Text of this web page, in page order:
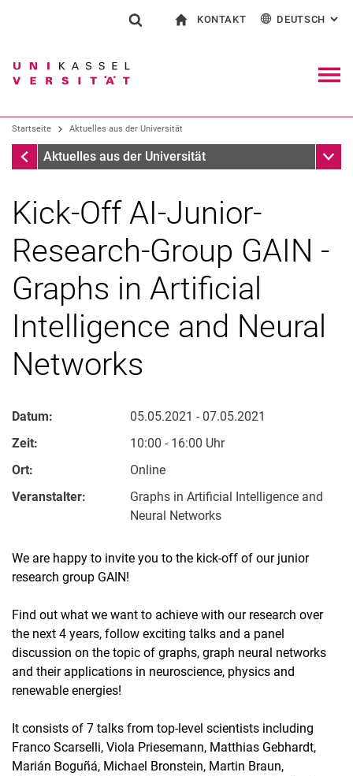
Springe direkt zu: Inhalt
Springe direkt zu: Suche
Springe direkt zu:
Suchen (öffnet externen Link in einem
KONTAKT
Kontakt für Presse und Öffentlichkeit
Einrichtungen suchen
DEUTSCH :
Startseite Aktuelles aus der Universität
Startseite
Aktuelles aus der Universität
Kick-Off AI-Junior-
Research-Group GAIN -
Graphs in Artificial
Intelligence and Neural
Networks
Datum:
05.05.2021 - 07.05.2021
Zeit:
10:00 - 16:00 Uhr
Ort:
Online
Veranstalter:
Graphs in Artificial Intelligence and
Neural Networks
We are happy to invite you to the kick-off of our junior
research group GAIN!
Find out what we want to achieve with our research over
the next 4 years, follow exciting talks and a panel
discussion on the topic of graphs, graph neural networks
and their applications in neuroscience, physics and
renewable energies!
It consists of 7 talks from top-level scientists including
Franco Scarselli, Viola Priesemann, Matthias Gebhardt,
Marián Boguñá, Michael Bronstein, Martin Braun,